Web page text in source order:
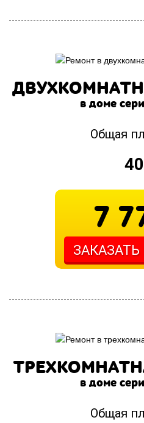
в доме
Общая
7
в доме
Общая